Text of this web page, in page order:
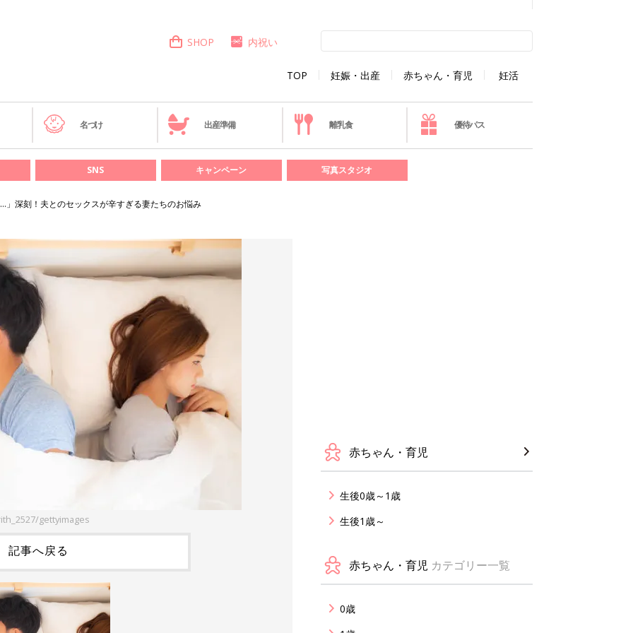
TOP 妊娠・出産 赤ちゃん・育児 妊活
SHOP 内祝い
名づけ 出産準備 離乳食 優待パス
SNS キャンペーン 写真スタジオ
」深刻！夫とのセックスが辛すぎる妻たちのお悩み
gettyimages
記事へ戻る
赤ちゃん・育児
生後0歳～1歳
生後1歳～
赤ちゃん・育児 カテゴリー一覧
0歳